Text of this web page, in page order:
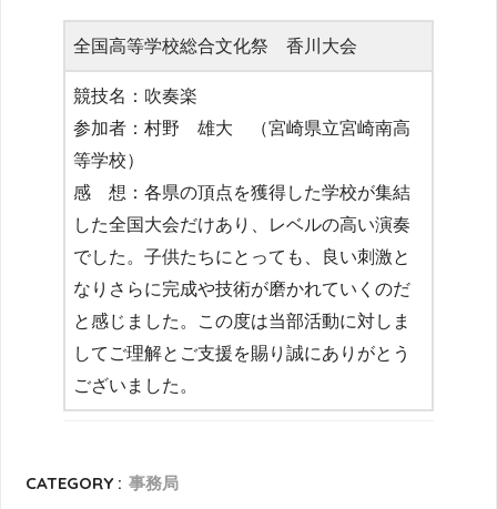
全国高等学校総合文化祭 香川大会
競技名：吹奏楽
参加者：村野 雄大 （宮崎県立宮崎南高
等学校）
感 想：各県の頂点を獲得した学校が集結
した全国大会だけあり、レベルの高い演奏
でした。子供たちにとっても、良い刺激と
なりさらに完成や技術が磨かれていくのだ
と感じました。この度は当部活動に対しま
してご理解とご支援を賜り誠にありがとう
ございました。
CATEGORY : 事務局